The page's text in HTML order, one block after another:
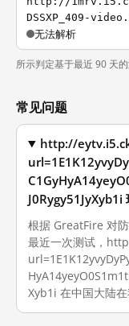
DSSXP_409-
无法解析
所示判定基于最近 90 天
常见问题
http://
J0Rygy51JyXyb1i
根据 GreatFire 对
最近一次测试，
Xyb1i 在中国大陆在